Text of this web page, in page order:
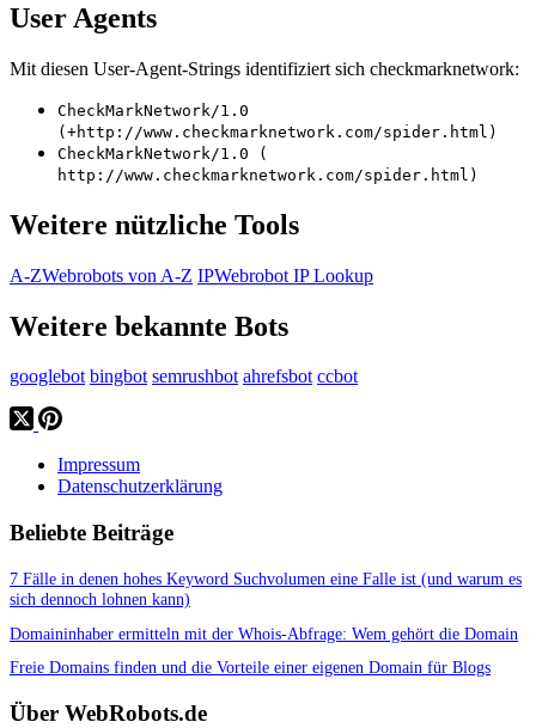
User Agents
Mit diesen User-Agent-Strings identifiziert sich checkmarknetwork:
CheckMarkNetwork/1.0
(+http://www.checkmarknetwork.com/spider.html)
CheckMarkNetwork/1.0 (
http://www.checkmarknetwork.com/spider.html)
Weitere nützliche Tools
A-ZWebrobots von A-Z IPWebrobot IP Lookup
Weitere bekannte Bots
googlebot bingbot semrushbot ahrefsbot ccbot
Impressum
Datenschutzerklärung
Beliebte Beiträge
7 Fälle in denen hohes Keyword Suchvolumen eine Falle ist (und warum es
sich dennoch lohnen kann)
Domaininhaber ermitteln mit der Whois-Abfrage: Wem gehört die Domain
Freie Domains finden und die Vorteile einer eigenen Domain für Blogs
Über WebRobots.de